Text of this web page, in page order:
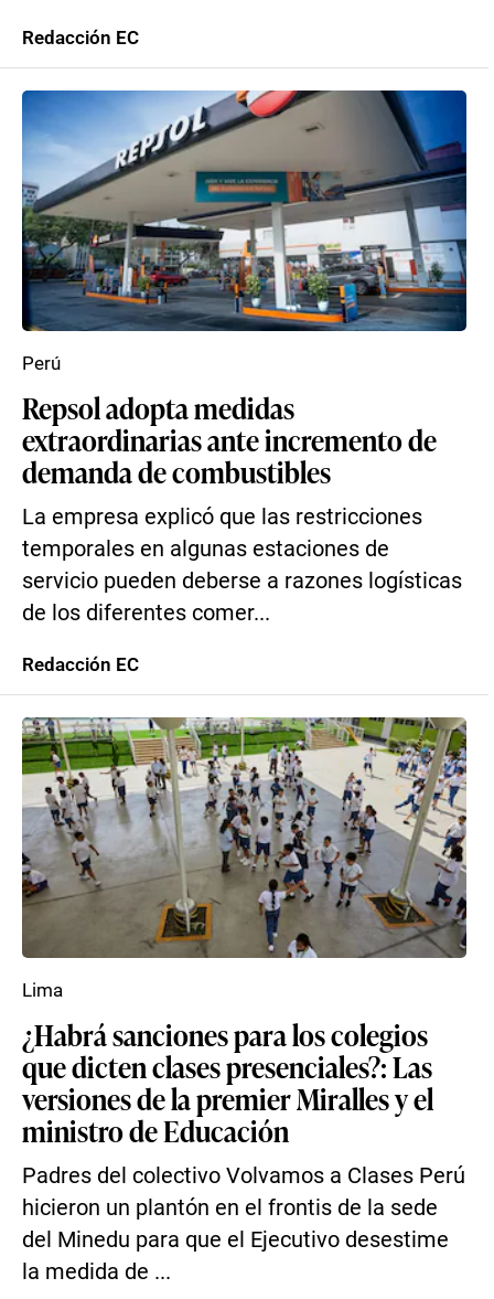
Redacción EC
Repsol adopta medidas
extraordinarias ante incremento de
demanda de combustibles
La empresa explicó que las restricciones
temporales en algunas estaciones de
servicio pueden deberse a razones logísticas
de los diferentes comer...
Perú
Redacción EC
¿Habrá sanciones para los colegios
que dicten clases presenciales?: Las
versiones de la premier Miralles y el
ministro de Educación
Padres del colectivo Volvamos a Clases Perú
hicieron un plantón en el frontis de la sede
del Minedu para que el Ejecutivo desestime
la medida de ...
Lima